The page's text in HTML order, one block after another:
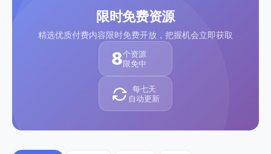
限时免费资源
精选优质付费内容限时免费开放，把握机会立即获取
8个资源
限免中
每七天
自动更新